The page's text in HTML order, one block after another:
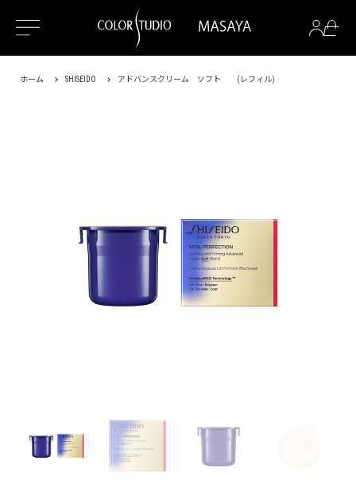
ホーム SHISEIDO アドバンスクリーム ソフト (レフィル)